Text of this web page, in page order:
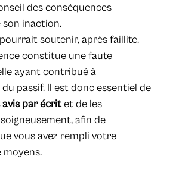
des conséquences
son inaction.
soutenir, après faillite,
constitue une faute
ayant contribué à
du passif. Il est donc essentiel de
par écritet de les
afin de
vous avez rempli votre